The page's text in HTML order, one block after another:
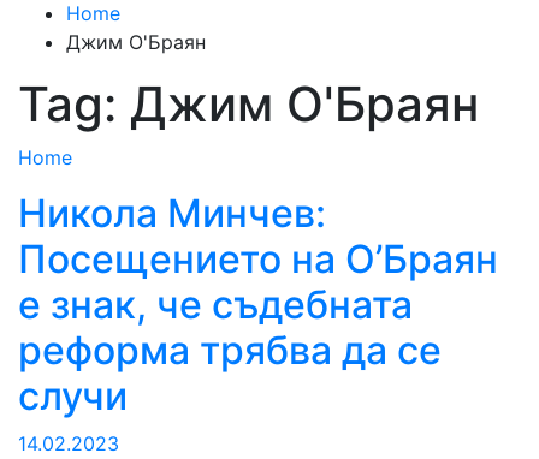
Home
Джим О'Браян
Tag: Джим О'Браян
Home
Никола Минчев:
Посещението на О’Браян
е знак, че съдебната
реформа трябва да се
случи
14.02.2023